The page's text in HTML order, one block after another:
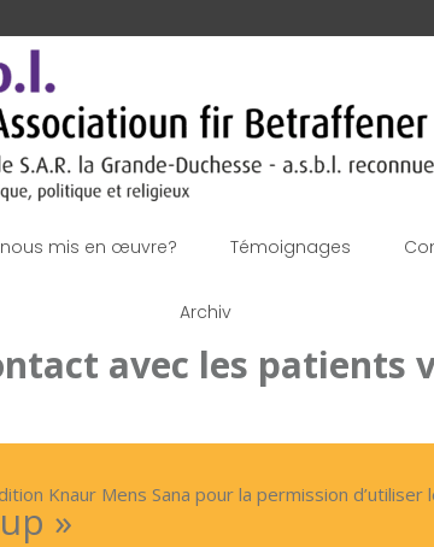
mis en œuvre? Témoignages
Archiv
avec les patients
Knaur Mens Sana pour la permission
»